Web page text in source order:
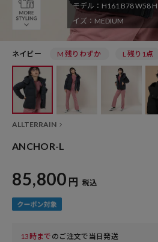
モデル：H161 B78 W58
イズ：MEDIUM
ネイビー M 残りわずか L 残り1点
ALLTERRAIN
ANCHOR-L
85,800 円 税込
13時まで のご注文で当日発送